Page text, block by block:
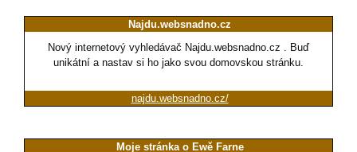
Najdu.websnadno.cz
Nový internetový vyhledávač Najdu.websnadno.cz . Buď
unikátní a nastav si ho jako svou domovskou stránku.
najdu.websnadno.cz/
Moje stránka o Ewě Farne